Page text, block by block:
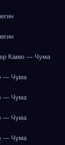
Камю — Чума
— Чума
— Чума
— Чума
— Чума